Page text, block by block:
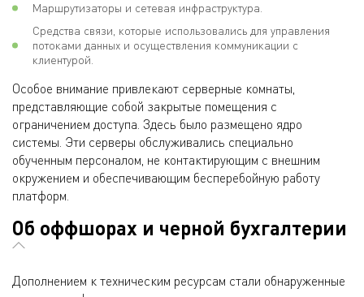
Маршрутизаторы и сетевая инфраструктура.
Средства связи, которые использовались для управления
потоками данных и осуществления коммуникации с
клиентурой.
Особое внимание привлекают серверные комнаты,
представляющие собой закрытые помещения с
ограничением доступа. Здесь было размещено ядро
системы. Эти серверы обслуживались специально
обученным персоналом, не контактирующим с внешним
окружением и обеспечивающим бесперебойную работу
платформ.
Об оффшорах и черной бухгалтерии
Дополнением к техническим ресурсам стали обнаруженные